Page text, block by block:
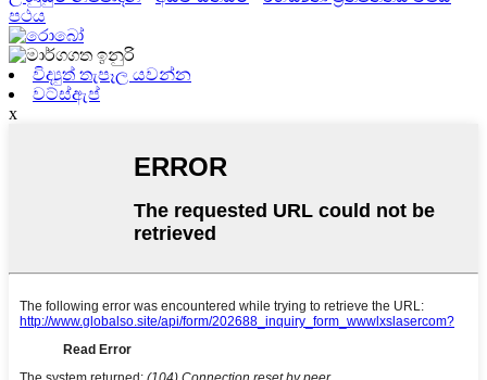
පථය
විද්‍යුත් තැපෑල යවන්න
වට්ස්ඇප්
x